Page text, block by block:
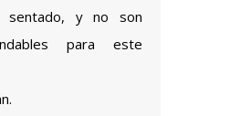
sentado, y no son
para este